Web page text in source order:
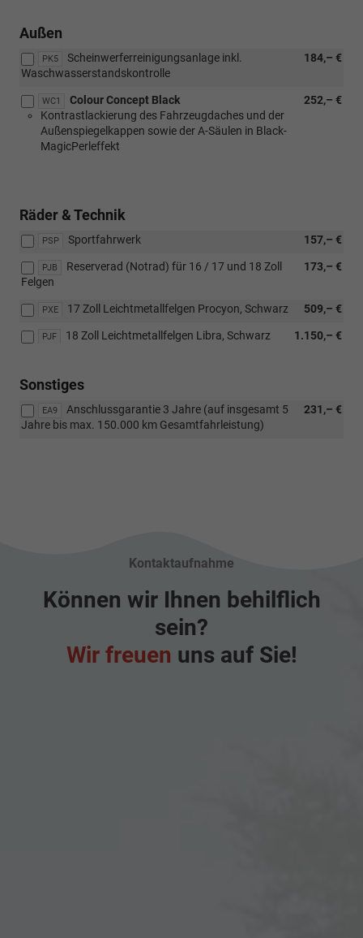
Außen
PK5 184,– €
Scheinwerferreinigungsanlage inkl.
Waschwasserstandskontrolle
WC1 252,– €
Colour Concept Black
Kontrastlackierung des Fahrzeugdaches und der
Außenspiegelkappen sowie der A-Säulen in Black-
MagicPerleffekt
Räder & Technik
PSP 157,– €
Sportfahrwerk
PJB 173,– €
Reserverad (Notrad) für 16 / 17 und 18 Zoll
Felgen
PXE 509,– €
17 Zoll Leichtmetallfelgen Procyon, Schwarz
PJF 1.150,– €
18 Zoll Leichtmetallfelgen Libra, Schwarz
Sonstiges
EA9 231,– €
Anschlussgarantie 3 Jahre (auf insgesamt 5
Jahre bis max. 150.000 km Gesamtfahrleistung)
Kontaktaufnahme
Können wir Ihnen behilflich
sein?
Wir freuen uns auf Sie!